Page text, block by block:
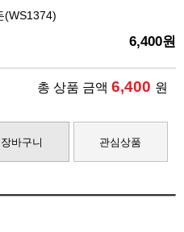
(WS1374)
6,400원
총 상품 금액 6,400 원
장바구니 관심상품